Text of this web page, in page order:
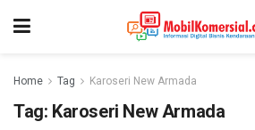
Home Tag Karoseri New Armada
Tag: Karoseri New Armada